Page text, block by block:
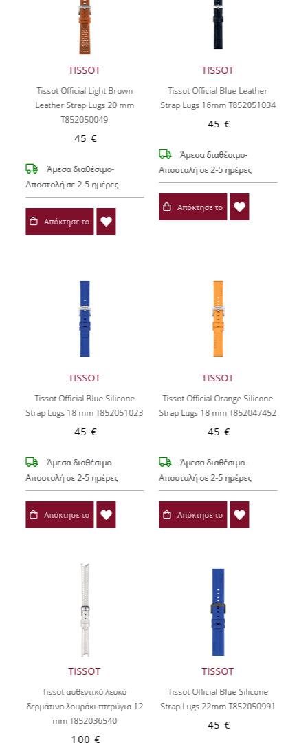
TISSOT
Tissot Official Light Brown
Leather Strap Lugs 20 mm
T852050049
45 €
Άμεσα διαθέσιμο-
Αποστολή σε 2-5 ημέρες
Απόκτησε το
TISSOT
Tissot Official Blue Leather
Strap Lugs 16mm T852051034
45 €
Άμεσα διαθέσιμο-
Αποστολή σε 2-5 ημέρες
Απόκτησε το
TISSOT
Tissot Official Blue Silicone
Strap Lugs 18 mm T852051023
45 €
Άμεσα διαθέσιμο-
Αποστολή σε 2-5 ημέρες
Απόκτησε το
TISSOT
Tissot Official Orange Silicone
Strap Lugs 18 mm T852047452
45 €
Άμεσα διαθέσιμο-
Αποστολή σε 2-5 ημέρες
Απόκτησε το
TISSOT
Tissot αυθεντικό λευκό
δερμάτινο λουράκι πτερύγια 12
mm T852036540
100 €
TISSOT
Tissot Official Blue Silicone
Strap Lugs 22mm T852050991
45 €